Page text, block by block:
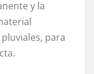
y la
para